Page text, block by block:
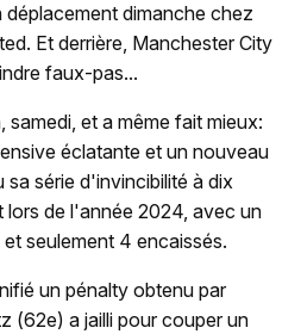
dimanche chez
Et derrière, Manchester City
faux-pas...
et a même fait mieux:
éclatante et un nouveau
série d'invincibilité à dix
de l'année 2024, avec un
seulement 4 encaissés.
un pénalty obtenu par
(62e) a jailli pour couper un